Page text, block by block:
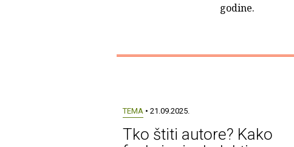
godine.
TEMA• 21.09.2025.
Tko štiti autore? Kako